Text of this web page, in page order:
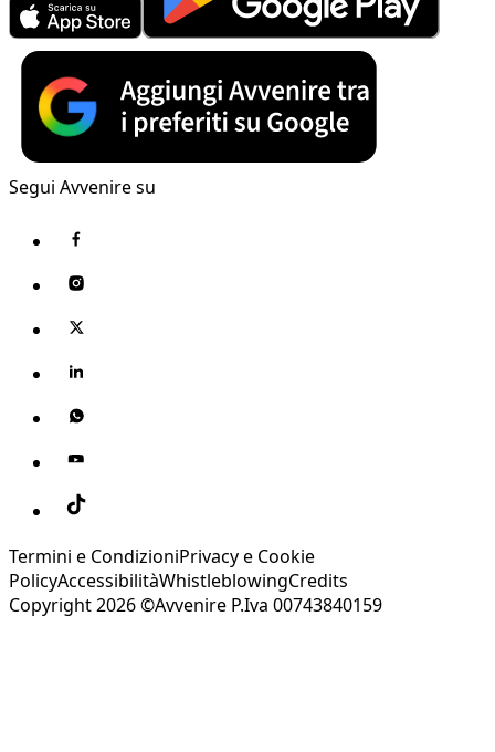
Segui Avvenire su
Termini e CondizioniPrivacy e Cookie
PolicyAccessibilitàWhistleblowingCredits
Copyright 2026 ©Avvenire P.Iva 00743840159